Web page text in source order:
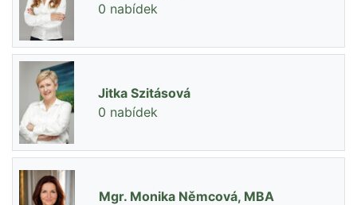
0 nabídek
Jitka Szitásová
0 nabídek
Mgr. Monika Němcová, MBA